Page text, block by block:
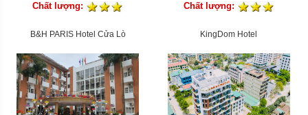
Chất lượng:
B&H PARIS Hotel Cửa Lò
Chất lượng:
KingDom Hotel